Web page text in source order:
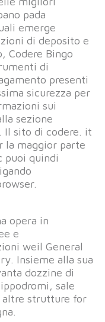
pada
emerge
di deposito e
Codere Bingo
di
presenti
sicurezza per
sui
sezione
Il sito di codere. it
la maggior parte
puoi quindi
opera in
e
weil General
Insieme alla sua
dozzine di
sale
altre strutture for